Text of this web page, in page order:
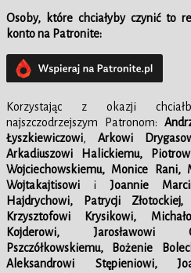
Osoby, które chciałyby czynić to
konto na Patronite:
Korzystając z okazji
najszczodrzejszym Patronom:
Łyszkiewiczowi, Arkowi
Arkadiuszowi Halickiemu,
Wojciechowskiemu, Monice Rani,
Wojtakajtisowi i Joannie
Hajdrychowi, Patrycji
Krzysztofowi Krysikowi,
Kojderowi, Jarosławowi
Pszczółkowskiemu, Bożenie
Aleksandrowi Stępieniowi,